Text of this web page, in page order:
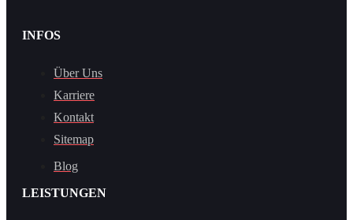
INFOS
Über Uns
Karriere
Kontakt
Sitemap
Blog
LEISTUNGEN